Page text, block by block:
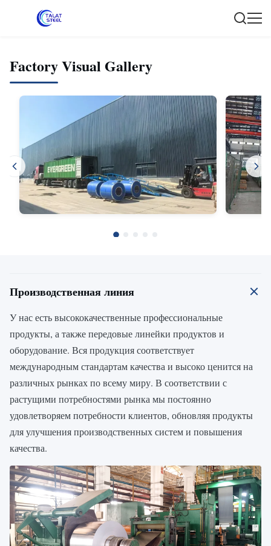
Factory Visual Gallery
Производственная линия
У нас есть высококачественные профессиональные
продукты, а также передовые линейки продуктов и
оборудование. Вся продукция соответствует
международным стандартам качества и высоко ценится на
различных рынках по всему миру. В соответствии с
растущими потребностями рынка мы постоянно
удовлетворяем потребности клиентов, обновляя продукты
для улучшения производственных систем и повышения
качества.